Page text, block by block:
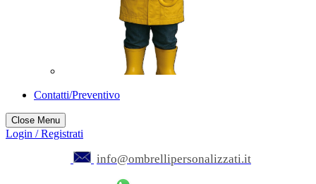
Contatti/Preventivo
Close Menu
Login / Registrati
info@ombrellipersonalizzati.it